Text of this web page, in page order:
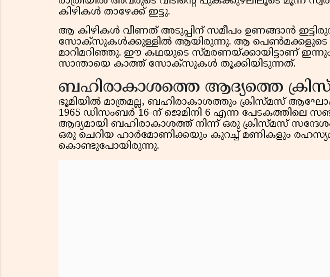
കിഴികൾ താഴേക്ക് ഇട്ടു.
ആ കിഴികൾ വീണത് അടുപ്പിന് സമീപം ഉണങ്ങാൻ
സോക്സുകൾക്കുള്ളിൽ ആയിരുന്നു. ആ പെൺമക്കളുടെ
മാറിമറിഞ്ഞു. ഈ കഥയുടെ സ്മരണയ്ക്കായിട്ടാണ്
സാന്തായെ കാത്ത് സോക്സുകൾ തൂക്കിയിടുന്നത്.
ബഹിരാകാശത്തെ ആദ്യത്തെ
ഭൂമിയിൽ മാത്രമല്ല, ബഹിരാകാശത്തും ക്രിസ്മസ്
1965 ഡിസംബർ 16-ന് ജെമിനി 6 എന്ന പേടകത്തിലെ
ആദ്യമായി ബഹിരാകാശത്ത് നിന്ന് ഒരു ക്രിസ്മസ്
ഒരു ചെറിയ ഹാർമോണിക്കയും കുറച്ച് മണികളും
കൊണ്ടുപോയിരുന്നു.